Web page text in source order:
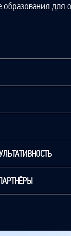
образования для